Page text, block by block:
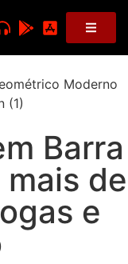
Barra
de
e